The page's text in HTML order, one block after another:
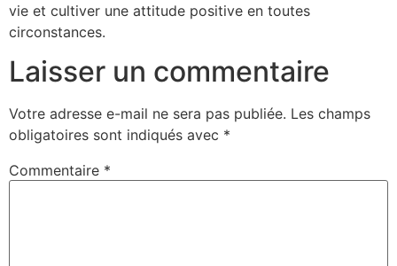
vie et cultiver une attitude positive en toutes
circonstances.
Laisser un commentaire
Votre adresse e-mail ne sera pas publiée. Les champs
obligatoires sont indiqués avec *
Commentaire *